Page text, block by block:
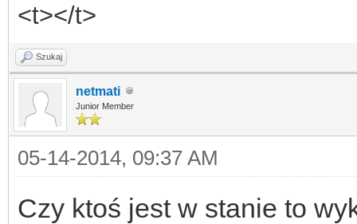
<t></t>
Szukaj
netmati
Junior Member
05-14-2014, 09:37 AM
Czy ktoś jest w stanie to